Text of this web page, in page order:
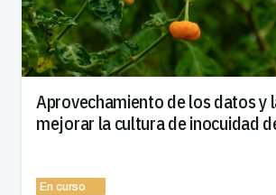
Aprovechamiento de los datos y
mejorar la cultura de inocuidad
En curso